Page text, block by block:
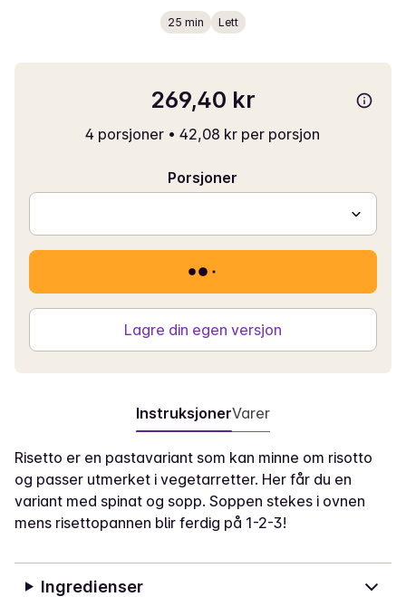
25 min Lett
269,40 kr
4 porsjoner • 42,08 kr per porsjon
Porsjoner
Lagre din egen versjon
InstruksjonerVarer
Risetto er en pastavariant som kan minne om risotto
og passer utmerket i vegetarretter. Her får du en
variant med spinat og sopp. Soppen stekes i ovnen
mens risettopannen blir ferdig på 1-2-3!
Ingredienser